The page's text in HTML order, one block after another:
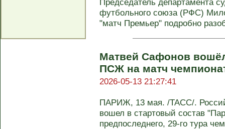
Председатель департамента
футбольного союза (РФС)
"матч Премьер" подробно
Матвей Сафонов
ПСЖ на матч
2026-05-13 21:27:41
ПАРИЖ, 13 мая. /ТАСС/.
вошел в стартовый состав
предпоследнего, 29-го тура